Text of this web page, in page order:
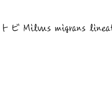
トビ Milvus migrans